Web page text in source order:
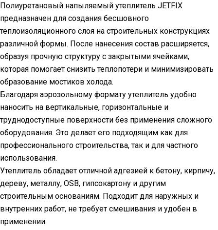
Полиуретановый напыляемый утеплитель JETFIX
предназначен для создания бесшовного
теплоизоляционного слоя на строительных конструкциях
различной формы. После нанесения состав расширяется,
образуя прочную структуру с закрытыми ячейками,
которая помогает снизить теплопотери и минимизировать
образование мостиков холода.
Благодаря аэрозольному формату утеплитель удобно
наносить на вертикальные, горизонтальные и
труднодоступные поверхности без применения сложного
оборудования. Это делает его подходящим как для
профессионального строительства, так и для частного
использования.
Утеплитель обладает отличной адгезией к бетону, кирпичу,
дереву, металлу, OSB, гипсокартону и другим
строительным основаниям. Подходит для наружных и
внутренних работ, не требует смешивания и удобен в
применении.